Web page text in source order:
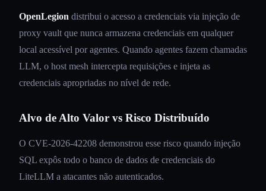
OpenLegion distribui o acesso a credenciais via injeção de
proxy vault que nunca armazena credenciais em qualquer
local acessível por agentes. Quando agentes fazem chamadas
LLM, o host mesh intercepta requisições e injeta as
credenciais apropriadas no nível de rede.
Alvo de Alto Valor vs Risco Distribuído
O CVE-2026-42208 demonstrou esse risco quando injeção
SQL expôs todo o banco de dados de credenciais do
LiteLLM a atacantes não autenticados.